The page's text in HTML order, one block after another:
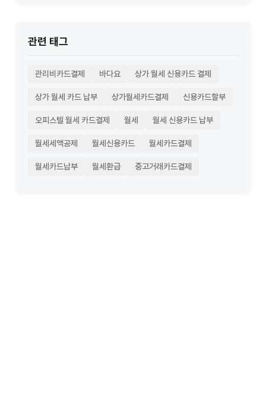
관련 태그
관리비카드결제 바다요 상가 월세 신용카드 결제
상가 월세 카드 납부 상가월세카드결제 신용카드할부
오피스텔 월세 카드결제 월세 월세 신용카드 납부
월세세액공제 월세신용카드 월세카드결제
월세카드납부 월세환급 중고거래카드결제